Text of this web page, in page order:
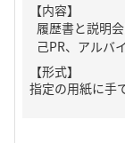
【内容】
履歴書と説明
己PR、アルバ
【形式】
指定の用紙に手